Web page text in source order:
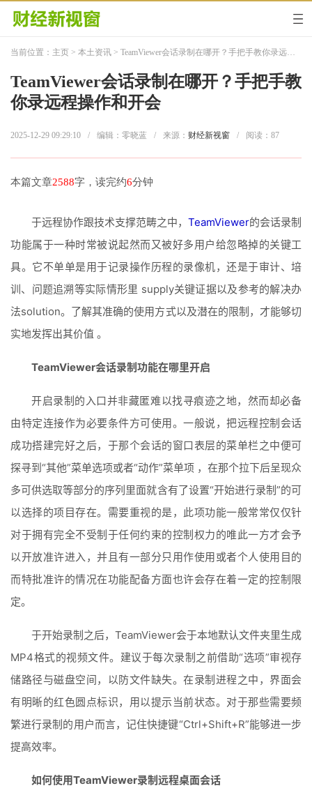
当前位置： 主页 > 本土资讯 > TeamViewer会话录制在哪开？手把手教你录远程操作和开会
TeamViewer会话录制在哪开？手把手教
你录远程操作和开会
2025-12-29 09:29:10 / 编辑：零晓蓝 / 来源： 财经新视窗 / 阅读： 87
本篇文章2588字，读完约6分钟
于远程协作跟技术支撑范畴之中， TeamViewer的会话录制
功能属于一种时常被说起然而又被好多用户给忽略掉的关键工
具。它不单单是用于记录操作历程的录像机，还是于审计、培
训、问题追溯等实际情形里 supply关键证据以及参考的解决办
法solution。了解其准确的使用方式以及潜在的限制，才能够切
实地发挥出其价值 。
TeamViewer会话录制功能在哪里开启
开启录制的入口并非藏匿难以找寻痕迹之地，然而却必备
由特定连接作为必要条件方可使用。一般说，把远程控制会话
成功搭建完好之后，于那个会话的窗口表层的菜单栏之中便可
探寻到“其他”菜单选项或者“动作”菜单项 ，在那个拉下后呈现众
多可供选取等部分的序列里面就含有了设置“开始进行录制”的可
以选择的项目存在。需要重视的是，此项功能一般常常仅仅针
对于拥有完全不受制于任何约束的控制权力的唯此一方才会予
以开放准许进入，并且有一部分只用作使用或者个人使用目的
而特批准许的情况在功能配备方面也许会存在着一定的控制限
定。
于开始录制之后，TeamViewer会于本地默认文件夹里生成
MP4格式的视频文件。建议于每次录制之前借助“选项”审视存
储路径与磁盘空间，以防文件缺失。在录制进程之中，界面会
有明晰的红色圆点标识，用以提示当前状态。对于那些需要频
繁进行录制的用户而言，记住快捷键“Ctrl+Shift+R”能够进一步
提高效率。
如何使用TeamViewer录制远程桌面会话